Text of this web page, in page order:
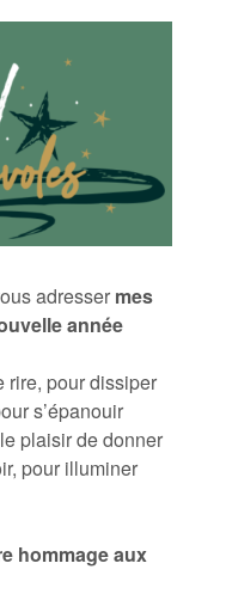
adresser mes
année
rire, pour dissiper
s’épanouir
plaisir de donner
pour illuminer
hommage aux